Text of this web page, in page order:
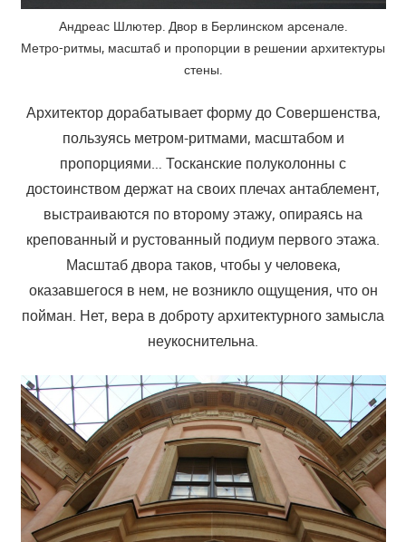
Андреас Шлютер. Двор в Берлинском арсенале.
Метро-ритмы, масштаб и пропорции в решении архитектуры
стены.
Архитектор дорабатывает форму до Совершенства,
пользуясь метром-ритмами, масштабом и
пропорциями… Тосканские полуколонны с
достоинством держат на своих плечах антаблемент,
выстраиваются по второму этажу, опираясь на
крепованный и рустованный подиум первого этажа.
Масштаб двора таков, чтобы у человека,
оказавшегося в нем, не возникло ощущения, что он
пойман. Нет, вера в доброту архитектурного замысла
неукоснительна.